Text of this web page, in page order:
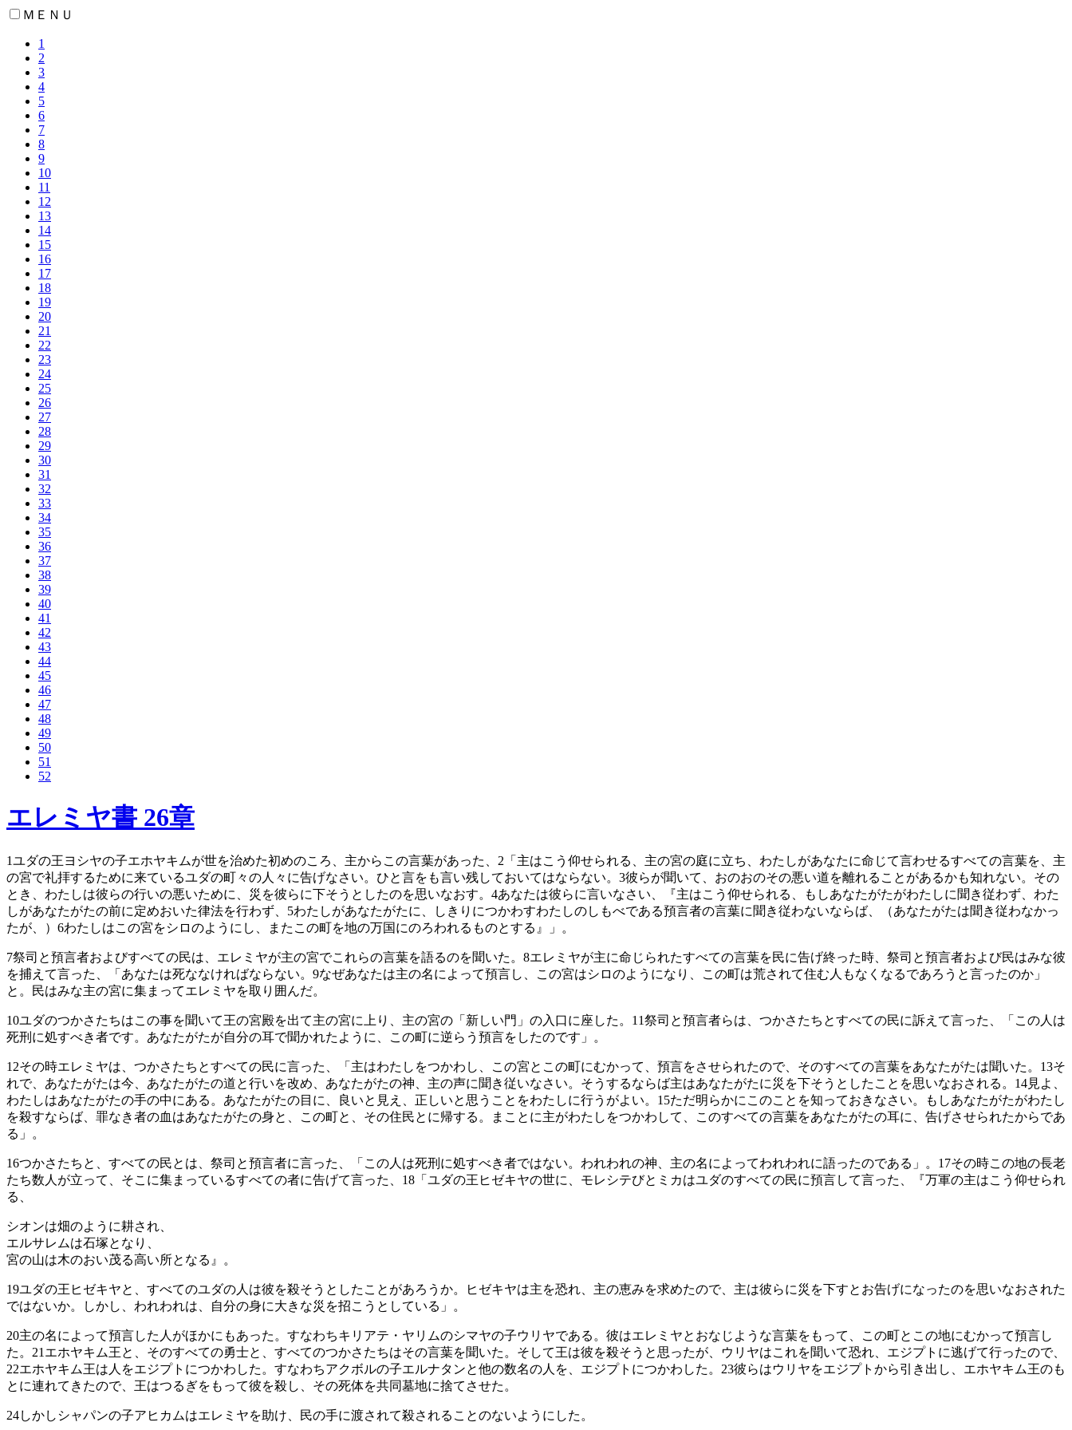
ＭＥＮＵ
1
2
3
4
5
6
7
8
9
10
11
12
13
14
15
16
17
18
19
20
21
22
23
24
25
26
27
28
29
30
31
32
33
34
35
36
37
38
39
40
41
42
43
44
45
46
47
48
49
50
51
52
エレミヤ書 26章
1ユダの王ヨシヤの子エホヤキムが世を治めた初めのころ、主からこの言葉があった、 2 「主はこう仰せられる、主の宮の庭に立ち、わたしがあなたに命じて言わせるすべての言葉を、主
の宮で礼拝するために来ているユダの町々の人々に告げなさい。ひと言をも言い残しておいてはならない。 3彼らが聞いて、おのおのその悪い道を離れることがあるかも知れない。その
とき、わたしは彼らの行いの悪いために、災を彼らに下そうとしたのを思いなおす。 4あなたは彼らに言いなさい、『主はこう仰せられる、もしあなたがたがわたしに聞き従わず、わた
しがあなたがたの前に定めおいた律法を行わず、 5わたしがあなたがたに、しきりにつかわすわたしのしもべである預言者の言葉に聞き従わないならば、（あなたがたは聞き従わなかっ
たが、） 6わたしはこの宮をシロのようにし、またこの町を地の万国にのろわれるものとする』」。
7祭司と預言者およびすべての民は、エレミヤが主の宮でこれらの言葉を語るのを聞いた。 8エレミヤが主に命じられたすべての言葉を民に告げ終った時、祭司と預言者および民はみな彼
を捕えて言った、「あなたは死ななければならない。 9なぜあなたは主の名によって預言し、この宮はシロのようになり、この町は荒されて住む人もなくなるであろうと言ったのか」
と。民はみな主の宮に集まってエレミヤを取り囲んだ。
10ユダのつかさたちはこの事を聞いて王の宮殿を出て主の宮に上り、主の宮の「新しい門」の入口に座した。 11祭司と預言者らは、つかさたちとすべての民に訴えて言った、「この人は
死刑に処すべき者です。あなたがたが自分の耳で聞かれたように、この町に逆らう預言をしたのです」。
12その時エレミヤは、つかさたちとすべての民に言った、「主はわたしをつかわし、この宮とこの町にむかって、預言をさせられたので、そのすべての言葉をあなたがたは聞いた。 13そ
れで、あなたがたは今、あなたがたの道と行いを改め、あなたがたの神、主の声に聞き従いなさい。そうするならば主はあなたがたに災を下そうとしたことを思いなおされる。 14見よ、
わたしはあなたがたの手の中にある。あなたがたの目に、良いと見え、正しいと思うことをわたしに行うがよい。 15ただ明らかにこのことを知っておきなさい。もしあなたがたがわたし
を殺すならば、罪なき者の血はあなたがたの身と、この町と、その住民とに帰する。まことに主がわたしをつかわして、このすべての言葉をあなたがたの耳に、告げさせられたからであ
る」。
16つかさたちと、すべての民とは、祭司と預言者に言った、「この人は死刑に処すべき者ではない。われわれの神、主の名によってわれわれに語ったのである」。 17その時この地の長老
たち数人が立って、そこに集まっているすべての者に告げて言った、 18 「ユダの王ヒゼキヤの世に、モレシテびとミカはユダのすべての民に預言して言った、『万軍の主はこう仰せられ
る、
シオンは畑のように耕され、
エルサレムは石塚となり、
宮の山は木のおい茂る高い所となる』。
19ユダの王ヒゼキヤと、すべてのユダの人は彼を殺そうとしたことがあろうか。ヒゼキヤは主を恐れ、主の恵みを求めたので、主は彼らに災を下すとお告げになったのを思いなおされた
ではないか。しかし、われわれは、自分の身に大きな災を招こうとしている」。
20主の名によって預言した人がほかにもあった。すなわちキリアテ・ヤリムのシマヤの子ウリヤである。彼はエレミヤとおなじような言葉をもって、この町とこの地にむかって預言し
た。 21 エホヤキム王と、そのすべての勇士と、すべてのつかさたちはその言葉を聞いた。そして王は彼を殺そうと思ったが、ウリヤはこれを聞いて恐れ、エジプトに逃げて行ったので、
22エホヤキム王は人をエジプトにつかわした。すなわちアクボルの子エルナタンと他の数名の人を、エジプトにつかわした。 23彼らはウリヤをエジプトから引き出し、エホヤキム王のも
とに連れてきたので、王はつるぎをもって彼を殺し、その死体を共同墓地に捨てさせた。
24しかしシャパンの子アヒカムはエレミヤを助け、民の手に渡されて殺されることのないようにした。